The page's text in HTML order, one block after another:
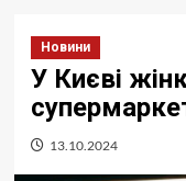
Новини
У Києві
13.10.2024